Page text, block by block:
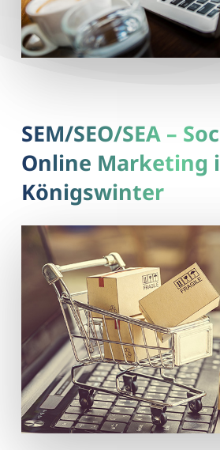
SEM/SEO/SEA –
Online Marketing
Königswinter